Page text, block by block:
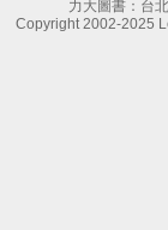
力大圖書：台
Copyright 2002-2025